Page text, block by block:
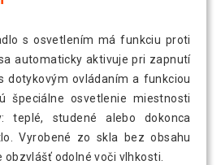
s osvetlením má funkciu proti
automaticky aktivuje pri zapnutí
dotykovým ovládaním a funkciou
špeciálne osvetlenie miestnosti
teplé, studené alebo dokonca
Vyrobené zo skla bez obsahu
obzvlášť odolné voči vlhkosti.